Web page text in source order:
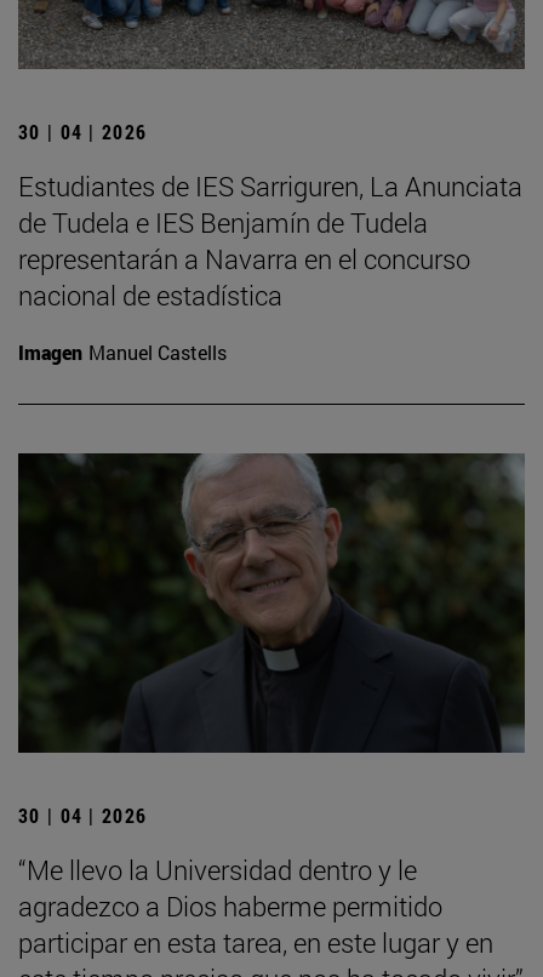
30 | 04 | 2026
Estudiantes de IES Sarriguren, La Anunciata
de Tudela e IES Benjamín de Tudela
representarán a Navarra en el concurso
nacional de estadística
Imagen Manuel Castells
30 | 04 | 2026
“Me llevo la Universidad dentro y le
agradezco a Dios haberme permitido
participar en esta tarea, en este lugar y en